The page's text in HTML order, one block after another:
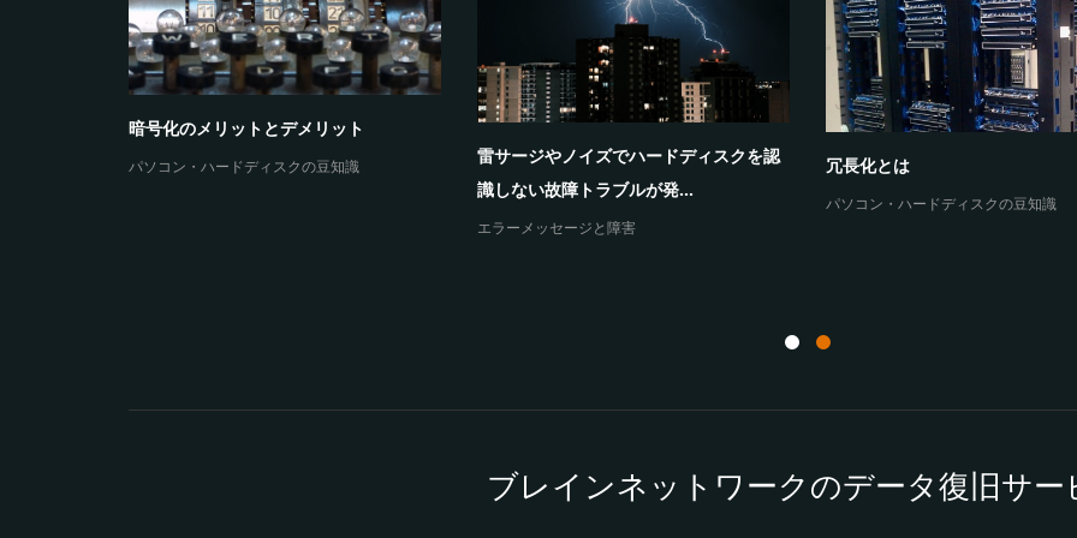
暗号化のメリットとデメリット
パソコン・ハードディスクの豆知識
雷サージやノイズでハードディスクを認
識しない故障トラブルが発...
エラーメッセージと障害
冗長化とは
パソコン・ハードディスクの豆知識
ブレインネットワークのデータ復旧サー